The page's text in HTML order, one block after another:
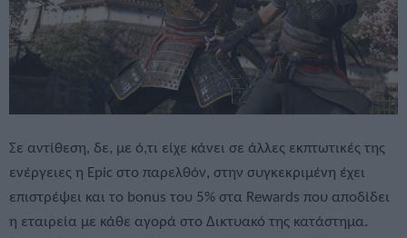
Σε αντίθεση, δε, με ό,τι είχε κάνει σε άλλες εκπτωτικές της
ενέργειες η Epic στο παρελθόν, στην συγκεκριμένη έχει
επιστρέψει και το bonus του 5% στα Rewards που αποδίδει
η εταιρεία με κάθε αγορά στο Δικτυακό της κατάστημα.